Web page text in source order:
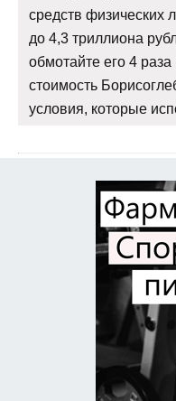
средств физических
до 4,3 триллиона
обмотайте его 4
стоимость
условия, которые